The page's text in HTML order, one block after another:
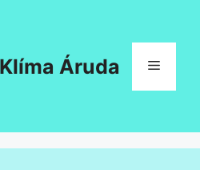
Klíma Áruda Menü